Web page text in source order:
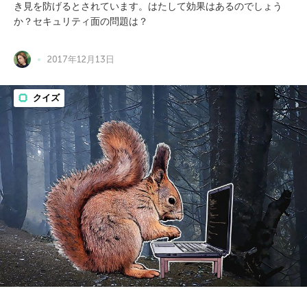
き見を防げるとされています。はたして効果はあるのでしょう
か？セキュリティ面の問題は？
2017年12月13日
クイズ